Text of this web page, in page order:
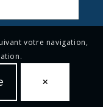
votre navigation,
×